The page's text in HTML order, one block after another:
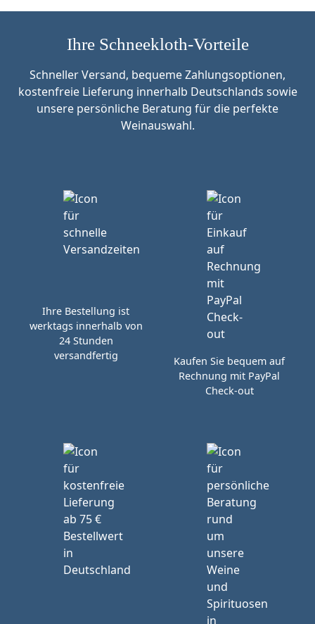
Ihre Schneekloth-Vorteile
Schneller Versand, bequeme Zahlungsoptionen,
kostenfreie Lieferung innerhalb Deutschlands sowie
unsere persönliche Beratung für die perfekte
Weinauswahl.
Ihre Bestellung ist
werktags innerhalb von
24 Stunden
versandfertig
Kaufen Sie bequem auf
Rechnung mit PayPal
Check-out